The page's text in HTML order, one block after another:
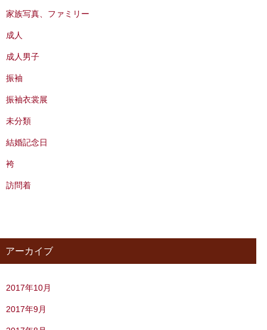
家族写真、ファミリー
成人
成人男子
振袖
振袖衣裳展
未分類
結婚記念日
袴
訪問着
アーカイブ
2017年10月
2017年9月